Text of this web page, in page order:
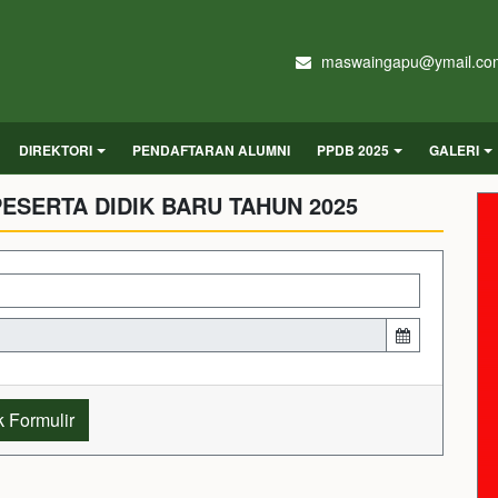
DIREKTORI PENDAFTARAN ALUMNI PPDB 2025 GALERI
DIDIK BARU TAHUN 2025
Formulir